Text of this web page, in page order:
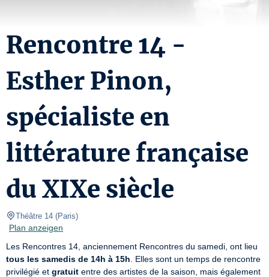
Rencontre 14 -
Esther Pinon,
spécialiste en
littérature française
du XIXe siècle
Théâtre 14 (Paris)
Plan anzeigen
tous les samedis de 14h à 15h . Elles sont un temps de rencontre
privilégié et gratuit entre des artistes de la saison, mais également